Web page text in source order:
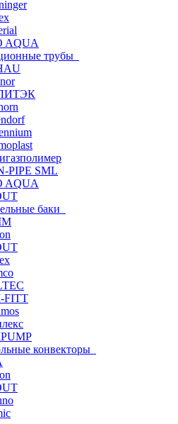
AQUA
трубы
PIPE SML
AQUA
баки
FITT
конвекторы